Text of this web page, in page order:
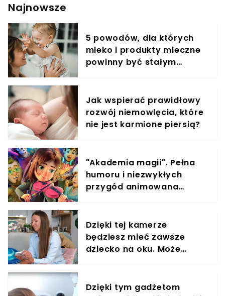
pełnego zdrowia.Dodatkowo pierwsze objawy
trafnej diagnozy jest jeszcze trudniejsze.
Kolejnym aspektem w przypadku dziecka jest to,
że malec może mieć zwyczajnie problem, aby
dokładnie wytłumaczyć, co dokładnie czuje. Z
tego też względu niezwykle ważne jest, aby
szybko wyłapywali ewentualne zmiany w ich
zachowaniu.
Najnowsze
5 powodów, dla których
mleko i produkty mleczne
powinny być stałym
Jak wspierać prawidłowy
rozwój niemowlęcia, które
nie jest karmione piersią?
"Akademia magii". Pełna
humoru i niezwykłych
przygód animowana
Dzięki tej kamerze
będziesz mieć zawsze
dziecko na oku. Może
Dzięki tym gadżetom